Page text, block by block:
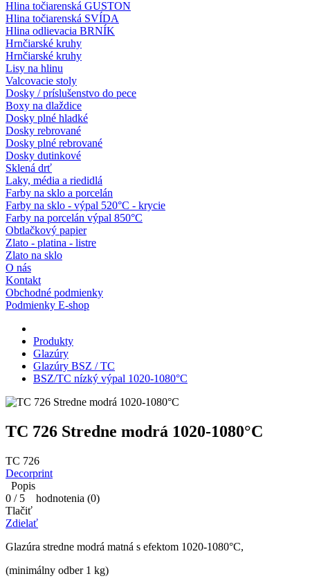
Hlina točiarenská GUSTON
Hlina točiarenská SVÍDA
Hlina odlievacia BRNÍK
Hrnčiarské kruhy
Hrnčiarské kruhy
Lisy na hlinu
Valcovacie stoly
Dosky / príslušenstvo do pece
Boxy na dlaždice
Dosky plné hladké
Dosky rebrované
Dosky plné rebrované
Dosky dutinkové
Sklená drť
Laky, média a riedidlá
Farby na sklo a porcelán
Farby na sklo - výpal 520°C - krycie
Farby na porcelán výpal 850°C
Obtlačkový papier
Zlato - platina - listre
Zlato na sklo
O nás
Kontakt
Obchodné podmienky
Podmienky E-shop
Produkty
Glazúry
Glazúry BSZ / TC
BSZ/TC nízký výpal 1020-1080°C
TC 726 Stredne modrá 1020-1080°C
TC 726
Decorprint
Popis
0 / 5 hodnotenia (0)
Tlačiť
Zdielať
Glazúra stredne modrá matná s efektom 1020-1080°C,
(minimálny odber 1 kg)